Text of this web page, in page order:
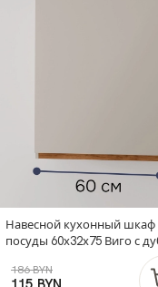
Навесной кухонный шкаф
посуды 60х32х75 Виго с
панелью / кухонный
дверцей и полкой /
186 BYN